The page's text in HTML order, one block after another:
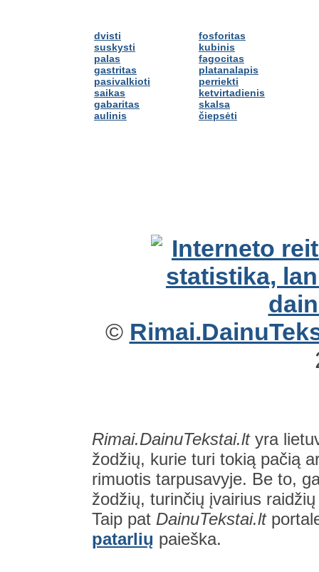
dvisti
suskysti
palas
gastritas
pasivalkioti
saikas
gabaritas
aulinis
fosforitas
kubinis
fagocitas
platanalapis
perriekti
ketvirtadienis
skalsa
čiepsėti
©
Rimai.DainuTekstai.ltyra
žodžių, kurie turi tokią pačią
rimuotis tarpusavyje. Be to,
žodžių, turinčių įvairius
Taip pat DainuTekstai.lt
patarlių paieška.